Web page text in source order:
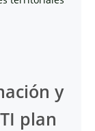
y
plan